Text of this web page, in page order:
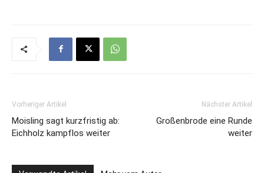
Vorheriger Artikel
Moisling sagt kurzfristig ab:
Eichholz kampflos weiter
Nächster Artikel
Großenbrode eine Runde
weiter